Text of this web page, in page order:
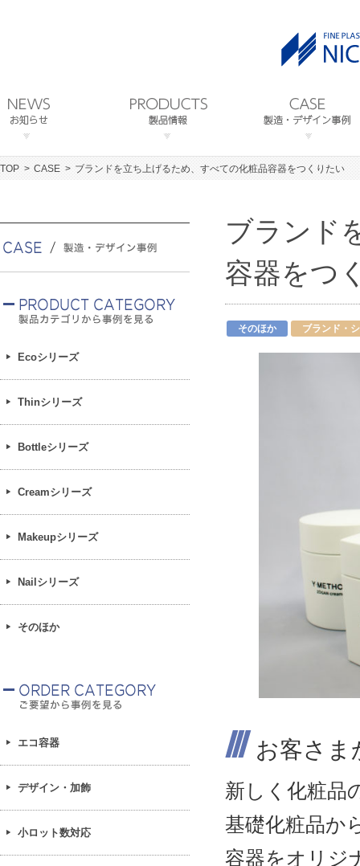
TOP CASE ブランドを立ち上げるため、すべての化粧品容器をつくりたい
ブランド
容器をつ
そのほか ブランド・
お客さま
新しく化粧品
基礎化粧品か
容器をオリジ
Ecoシリーズ
Thinシリーズ
Bottleシリーズ
Creamシリーズ
Makeupシリーズ
Nailシリーズ
そのほか
エコ容器
デザイン・加飾
小ロット数対応